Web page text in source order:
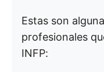
Estas son
profesionales
INFP: